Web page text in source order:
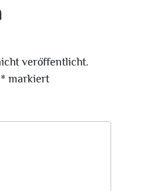
veröffentlicht.
* markiert